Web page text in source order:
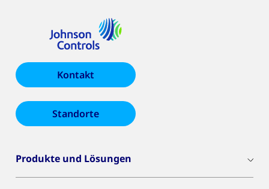
Kontakt
Standorte
Produkte und Lösungen